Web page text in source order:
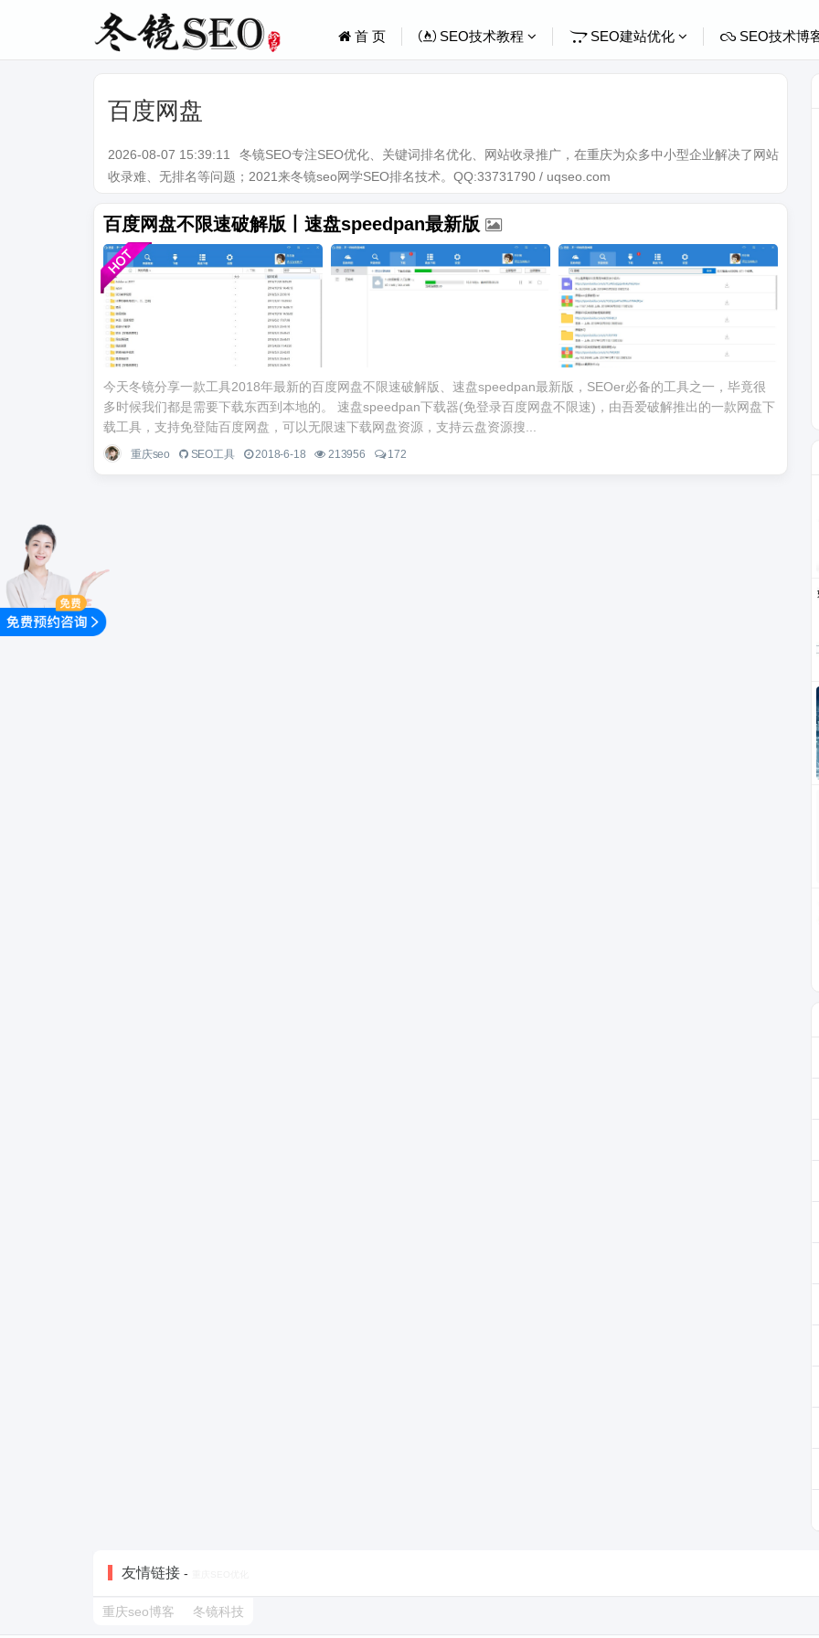
首 页 SEO技术教程 SEO建站优化 SEO技术博
百度网盘
2026-08-07 15:39:11
冬镜SEO专注SEO优化、关键词排名优化、网站收录推广，在重庆为众多中小型企业解决了网站
收录难、无排名等问题；2021来冬镜seo网学SEO排名技术。QQ:33731790 / uqseo.com
百度网盘不限速破解版丨速盘speedpan最新版
今天冬镜分享一款工具2018年最新的百度网盘不限速破解版、速盘speedpan最新版，SEOer必备的工具之一，毕竟很
多时候我们都是需要下载东西到本地的。 速盘speedpan下载器(免登录百度网盘不限速)，由吾爱破解推出的一款网盘下
载工具，支持免登陆百度网盘，可以无限速下载网盘资源，支持云盘资源搜...
重庆seo SEO工具 2018-6-18 213956 172
友情链接 -
重庆seo博客 冬镜科技